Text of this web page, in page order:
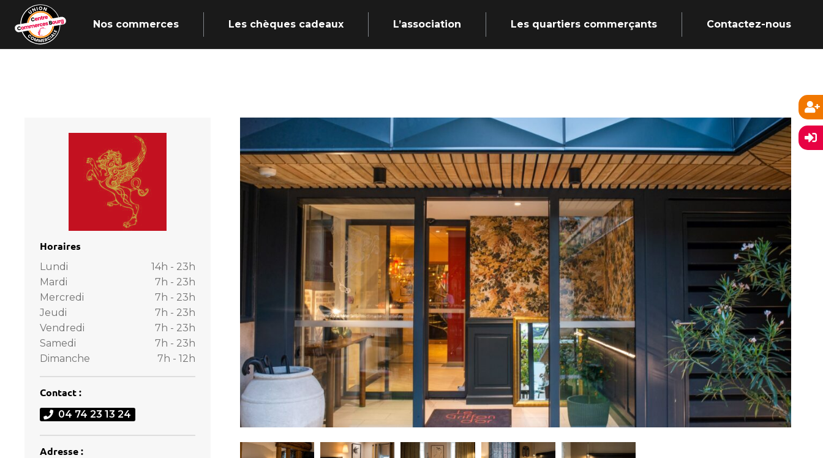
Nos commerces Les chèques cadeaux L’association Les quartiers commerçants Contactez-nous
Horaires
Lundi
14h - 23h
Mardi
7h - 23h
Mercredi
7h - 23h
Jeudi
7h - 23h
Vendredi
7h - 23h
Samedi
7h - 23h
Dimanche
7h - 12h
Contact :
04 74 23 13 24
Adresse :